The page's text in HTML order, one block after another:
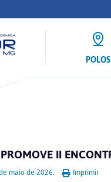
POLOS
II
maio de 2026. Imprimir